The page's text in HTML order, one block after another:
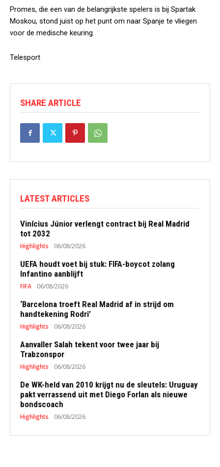
Promes, die een van de belangrijkste spelers is bij Spartak
Moskou, stond juist op het punt om naar Spanje te vliegen
voor de medische keuring.
Telesport
SHARE ARTICLE
LATEST ARTICLES
Vinícius Júnior verlengt contract bij Real Madrid
tot 2032
Highlights 06/08/2026
UEFA houdt voet bij stuk: FIFA-boycot zolang
Infantino aanblijft
FIFA 06/08/2026
‘Barcelona troeft Real Madrid af in strijd om
handtekening Rodri’
Highlights 06/08/2026
Aanvaller Salah tekent voor twee jaar bij
Trabzonspor
Highlights 06/08/2026
De WK-held van 2010 krijgt nu de sleutels: Uruguay
pakt verrassend uit met Diego Forlan als nieuwe
bondscoach
Highlights 06/08/2026